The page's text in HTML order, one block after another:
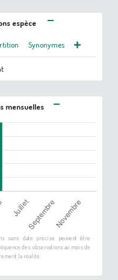
espèce
Synonymes
mensuelles
sans date précise peuvent être
des observations au mois de
la réalité.